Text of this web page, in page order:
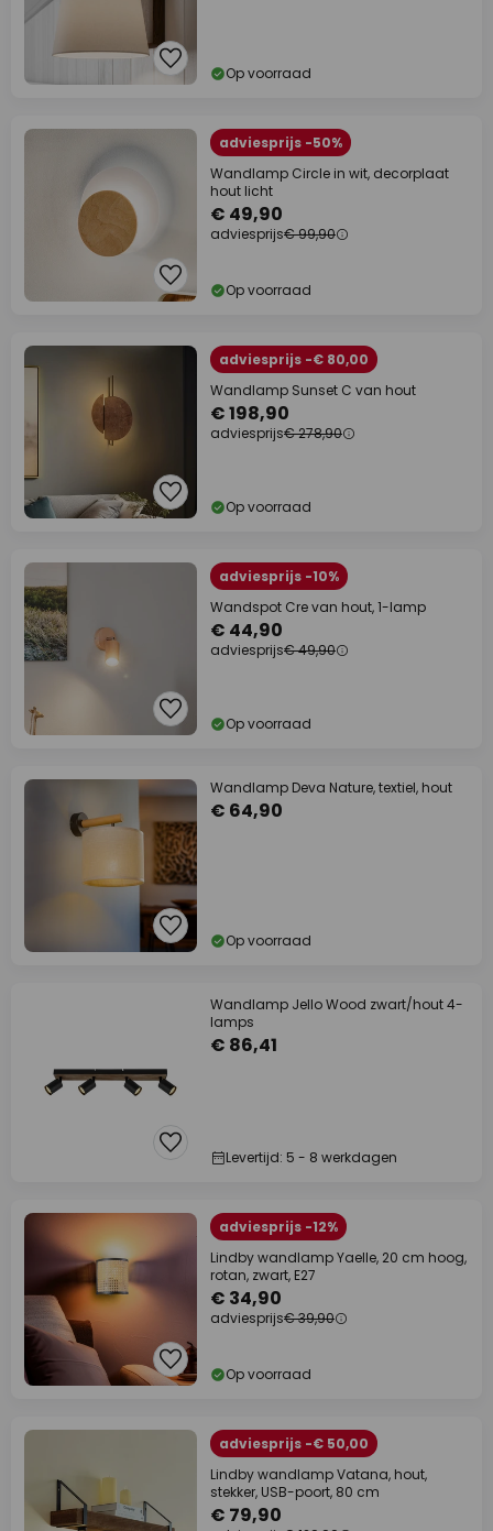
Op voorraad
adviesprijs -50%
Wandlamp Circle in wit, decorplaat
hout licht
€ 49,90
adviesprijs€ 99,90
Op voorraad
adviesprijs -€ 80,00
Wandlamp Sunset C van hout
€ 198,90
adviesprijs€ 278,90
Op voorraad
adviesprijs -10%
Wandspot Cre van hout, 1-lamp
€ 44,90
adviesprijs€ 49,90
Op voorraad
Wandlamp Deva Nature, textiel, hout
€ 64,90
Op voorraad
Wandlamp Jello Wood zwart/hout 4-
lamps
€ 86,41
Levertijd: 5 - 8 werkdagen
adviesprijs -12%
Lindby wandlamp Yaelle, 20 cm hoog,
rotan, zwart, E27
€ 34,90
adviesprijs€ 39,90
Op voorraad
adviesprijs -€ 50,00
Lindby wandlamp Vatana, hout,
stekker, USB-poort, 80 cm
€ 79,90